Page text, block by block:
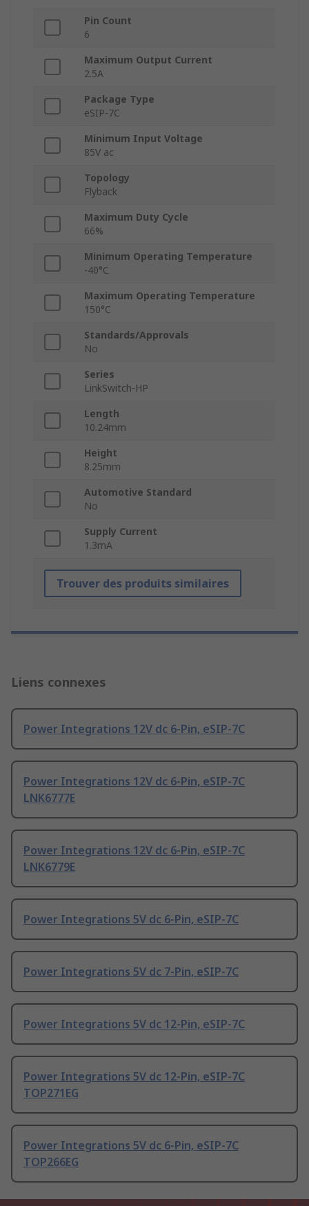
Pin Count
6
Maximum Output Current
2.5A
Package Type
eSIP-7C
Minimum Input Voltage
85V ac
Topology
Flyback
Maximum Duty Cycle
66%
Minimum Operating Temperature
-40°C
Maximum Operating Temperature
150°C
Standards/Approvals
No
Series
LinkSwitch-HP
Length
10.24mm
Height
8.25mm
Automotive Standard
No
Supply Current
1.3mA
Trouver des produits similaires
Liens connexes
Power Integrations 12V dc 6-Pin, eSIP-7C
Power Integrations 12V dc 6-Pin, eSIP-7C
LNK6777E
Power Integrations 12V dc 6-Pin, eSIP-7C
LNK6779E
Power Integrations 5V dc 6-Pin, eSIP-7C
Power Integrations 5V dc 7-Pin, eSIP-7C
Power Integrations 5V dc 12-Pin, eSIP-7C
Power Integrations 5V dc 12-Pin, eSIP-7C
TOP271EG
Power Integrations 5V dc 6-Pin, eSIP-7C
TOP266EG